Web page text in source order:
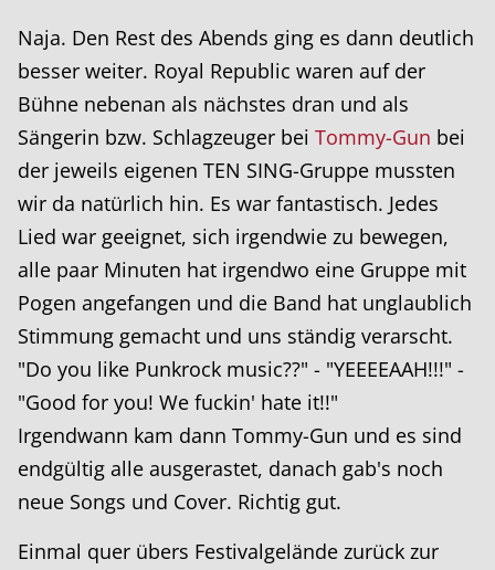
Naja. Den Rest des Abends ging es dann deutlich
besser weiter. Royal Republic waren auf der
Bühne nebenan als nächstes dran und als
Sängerin bzw. Schlagzeuger bei Tommy-Gun bei
der jeweils eigenen TEN SING-Gruppe mussten
wir da natürlich hin. Es war fantastisch. Jedes
Lied war geeignet, sich irgendwie zu bewegen,
alle paar Minuten hat irgendwo eine Gruppe mit
Pogen angefangen und die Band hat unglaublich
Stimmung gemacht und uns ständig verarscht.
"Do you like Punkrock music??" - "YEEEEAAH!!!" -
"Good for you! We fuckin' hate it!!"
Irgendwann kam dann Tommy-Gun und es sind
endgültig alle ausgerastet, danach gab's noch
neue Songs und Cover. Richtig gut.
Einmal quer übers Festivalgelände zurück zur